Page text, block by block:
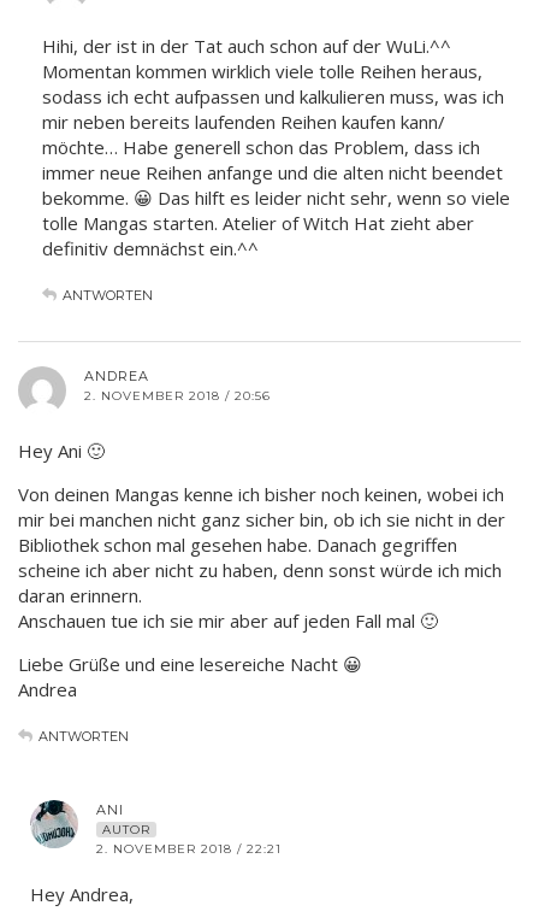
Hihi, der ist in der Tat auch schon auf der WuLi.^^
Momentan kommen wirklich viele tolle Reihen heraus,
sodass ich echt aufpassen und kalkulieren muss, was ich
mir neben bereits laufenden Reihen kaufen kann/
möchte… Habe generell schon das Problem, dass ich
immer neue Reihen anfange und die alten nicht beendet
bekomme. 😀 Das hilft es leider nicht sehr, wenn so viele
tolle Mangas starten. Atelier of Witch Hat zieht aber
definitiv demnächst ein.^^
ANTWORTEN
ANDREA
2. NOVEMBER 2018 / 20:56
Hey Ani 🙂
Von deinen Mangas kenne ich bisher noch keinen, wobei ich
mir bei manchen nicht ganz sicher bin, ob ich sie nicht in der
Bibliothek schon mal gesehen habe. Danach gegriffen
scheine ich aber nicht zu haben, denn sonst würde ich mich
daran erinnern.
Anschauen tue ich sie mir aber auf jeden Fall mal 🙂
Liebe Grüße und eine lesereiche Nacht 😀
Andrea
ANTWORTEN
ANI
AUTOR
2. NOVEMBER 2018 / 22:21
Hey Andrea,